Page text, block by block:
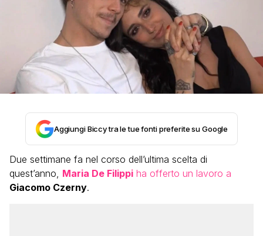
Aggiungi Biccy tra le tue fonti preferite su Google
Due settimane fa nel corso dell’ultima scelta di
quest’anno, Maria De Filippi ha offerto un lavoro a
Giacomo Czerny.